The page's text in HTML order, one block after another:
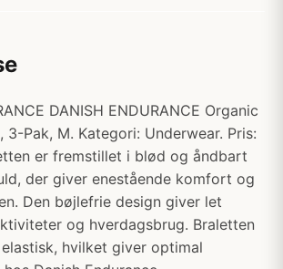
DANISH ENDURANCE Organic
Pak, M. Kategori: Underwear. Pris:
er fremstillet i blød og åndbart
der giver enestående komfort og
Den bøjlefrie design giver let
og hverdagsbrug. Braletten
hvilket giver optimal